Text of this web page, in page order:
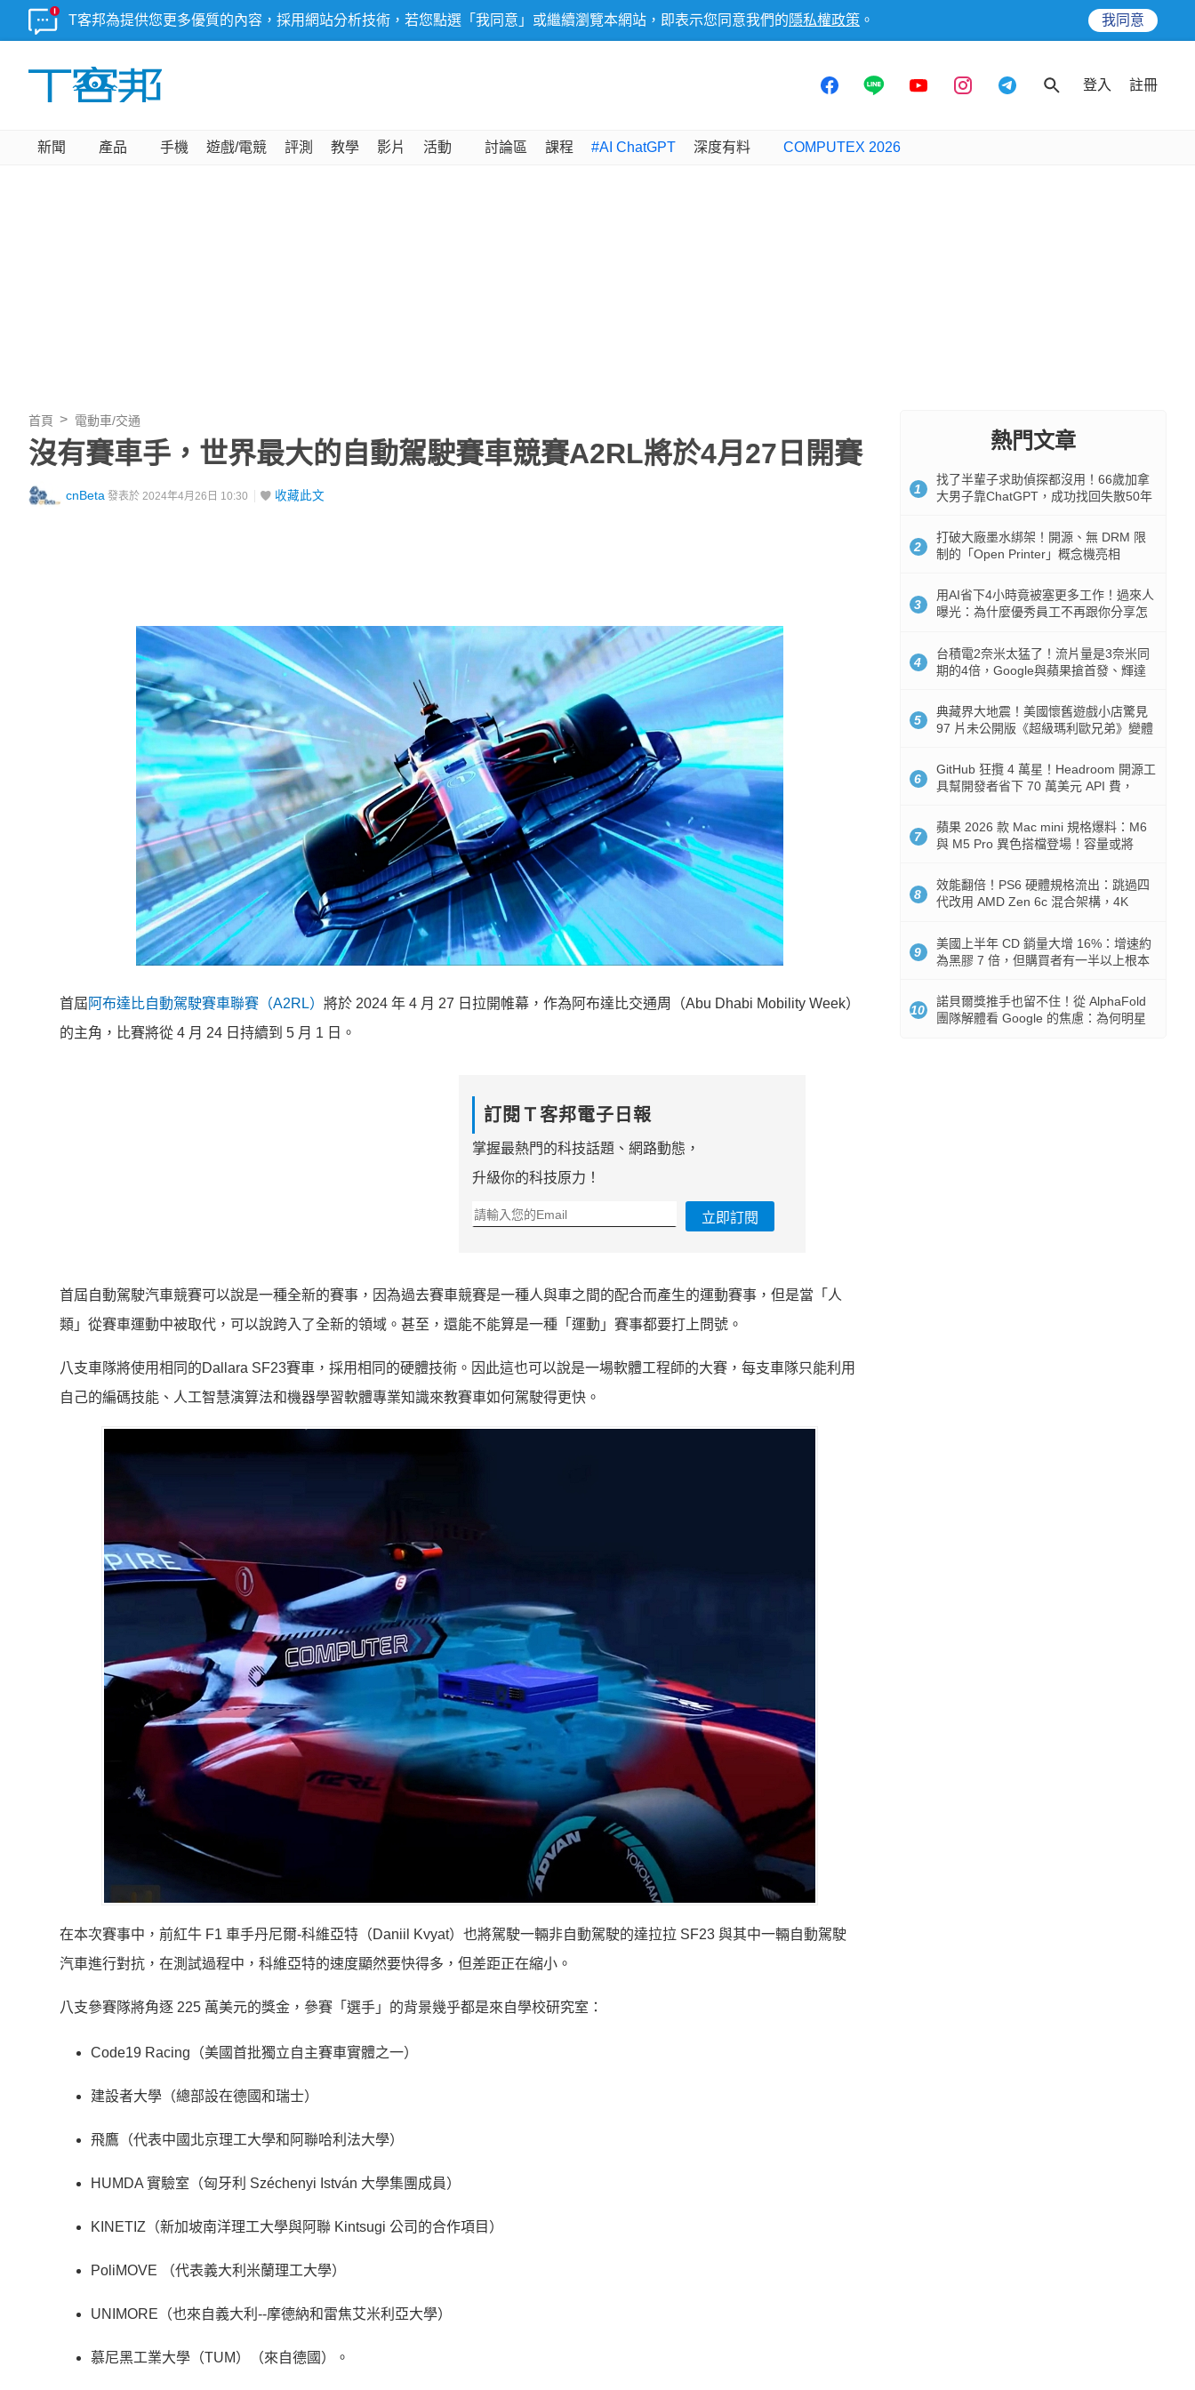
T客邦為提供您更多優質的內容，採用網站分析技術，若您點選「我同意」或繼續瀏覽本網站，即表示您同意我們的 隱私權政策 。 我同意
登入 註冊
新聞 產品 手機 遊戲/電競 評測 教學 影片 活動 討論區 課程 #AI ChatGPT 深度有料 COMPUTEX 2026
首頁 電動車/交通
沒有賽車手，世界最大的自動駕駛賽車競賽A2RL將於4月27日開賽
cnBeta 發表於 2024年4月26日 10:30 收藏此文
首屆 阿布達比自動駕駛賽車聯賽（A2RL） 將於 2024 年 4 月 27 日拉開帷幕，作為阿布達比交通周（Abu Dhabi Mobility Week）
的主角，比賽將從 4 月 24 日持續到 5 月 1 日。
訂閱Ｔ客邦電子日報
掌握最熱門的科技話題、網路動態，
升級你的科技原力！
立即訂閱
首屆自動駕駛汽車競賽可以說是一種全新的賽事，因為過去賽車競賽是一種人與車之間的配合而產生的運動賽事，但是當「人
類」從賽車運動中被取代，可以說跨入了全新的領域。甚至，還能不能算是一種「運動」賽事都要打上問號。
八支車隊將使用相同的Dallara SF23賽車，採用相同的硬體技術。因此這也可以說是一場軟體工程師的大賽，每支車隊只能利用
自己的編碼技能、人工智慧演算法和機器學習軟體專業知識來教賽車如何駕駛得更快。
在本次賽事中，前紅牛 F1 車手丹尼爾-科維亞特（Daniil Kvyat）也將駕駛一輛非自動駕駛的達拉拉 SF23 與其中一輛自動駕駛
汽車進行對抗，在測試過程中，科維亞特的速度顯然要快得多，但差距正在縮小。
八支參賽隊將角逐 225 萬美元的獎金，參賽「選手」的背景幾乎都是來自學校研究室：
Code19 Racing（美國首批獨立自主賽車實體之一）
建設者大學（總部設在德國和瑞士）
飛鷹（代表中國北京理工大學和阿聯哈利法大學）
HUMDA 實驗室（匈牙利 Széchenyi István 大學集團成員）
KINETIZ（新加坡南洋理工大學與阿聯 Kintsugi 公司的合作項目）
PoliMOVE （代表義大利米蘭理工大學）
UNIMORE（也來自義大利--摩德納和雷焦艾米利亞大學）
慕尼黑工業大學（TUM）（來自德國）。
熱門文章
1
找了半輩子求助偵探都沒用！66歲加拿
大男子靠ChatGPT，成功找回失散50年
2
打破大廠墨水綁架！開源、無 DRM 限
制的「Open Printer」概念機亮相
3
用AI省下4小時竟被塞更多工作！過來人
曝光：為什麼優秀員工不再跟你分享怎
4
台積電2奈米太猛了！流片量是3奈米同
期的4倍，Google與蘋果搶首發、輝達
5
典藏界大地震！美國懷舊遊戲小店驚見
97 片未公開版《超級瑪利歐兄弟》變體
6
GitHub 狂攬 4 萬星！Headroom 開源工
具幫開發者省下 70 萬美元 API 費，
7
蘋果 2026 款 Mac mini 規格爆料：M6
與 M5 Pro 異色搭檔登場！容量或將
8
效能翻倍！PS6 硬體規格流出：跳過四
代改用 AMD Zen 6c 混合架構，4K
9
美國上半年 CD 銷量大增 16%：增速約
為黑膠 7 倍，但購買者有一半以上根本
10
諾貝爾獎推手也留不住！從 AlphaFold
團隊解體看 Google 的焦慮：為何明星